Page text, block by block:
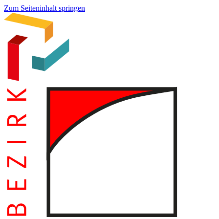
Zum Seiteninhalt springen